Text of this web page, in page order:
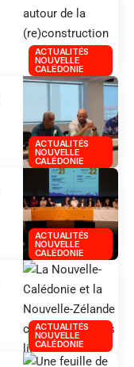
ACTUALITÉS
NOUVELLE
CALÉDONIE
ACTUALITÉS
NOUVELLE
CALÉDONIE
ACTUALITÉS
NOUVELLE
CALÉDONIE
ACTUALITÉS
NOUVELLE
CALÉDONIE